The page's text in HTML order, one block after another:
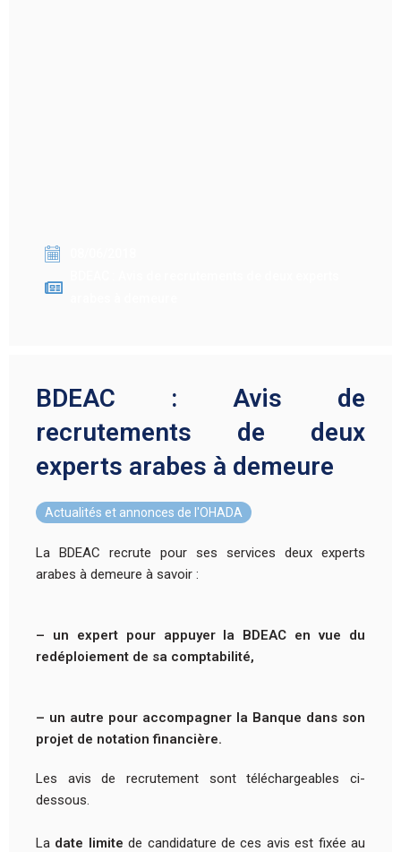
BDEAC : Avis de
recrutements de deux
experts arabes à demeure
Actualités et annonces de l'OHADA
La BDEAC recrute pour ses services deux experts
arabes à demeure à savoir :
– un expert pour appuyer la BDEAC en vue du
redéploiement de sa comptabilité,
– un autre pour accompagner la Banque dans son
projet de notation financière.
Les avis de recrutement sont téléchargeables ci-
dessous.
La date limite de candidature de ces avis est fixée au